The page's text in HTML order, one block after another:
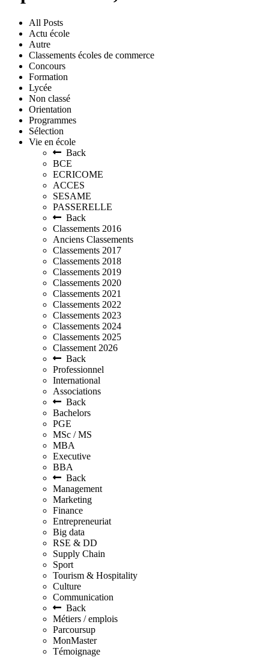
All Posts
Actu école
Autre
Classements écoles de commerce
Concours
Formation
Lycée
Non classé
Orientation
Programmes
Sélection
Vie en école
Back
BCE
ECRICOME
ACCES
SESAME
PASSERELLE
Back
Classements 2016
Anciens Classements
Classements 2017
Classements 2018
Classements 2019
Classements 2020
Classements 2021
Classements 2022
Classements 2023
Classements 2024
Classements 2025
Classement 2026
Back
Professionnel
International
Associations
Back
Bachelors
PGE
MSc / MS
MBA
Executive
BBA
Back
Management
Marketing
Finance
Entrepreneuriat
Big data
RSE & DD
Supply Chain
Sport
Tourism & Hospitality
Culture
Communication
Back
Métiers / emplois
Parcoursup
MonMaster
Témoignage